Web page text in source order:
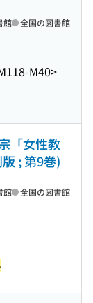
M40>
館 全国の図書館
「女性教
; 第9巻)
館 全国の図書館